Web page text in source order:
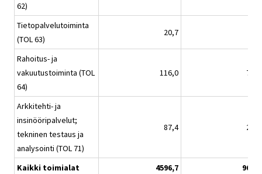
62)
Tietopalvelutoiminta
(TOL 63)
20,7
Rahoitus- ja
vakuutustoiminta (TOL
64)
116,0 74,8
Arkkitehti- ja
insinööripalvelut;
tekninen testaus ja
analysointi (TOL 71)
87,4 22,2
Kaikki toimialat 4596,7
964,8